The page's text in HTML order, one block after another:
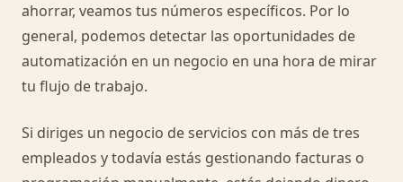
ahorrar, veamos tus números específicos. Por lo
general, podemos detectar las oportunidades de
automatización en un negocio en una hora de mirar
tu flujo de trabajo.
Si diriges un negocio de servicios con más de tres
empleados y todavía estás gestionando facturas o